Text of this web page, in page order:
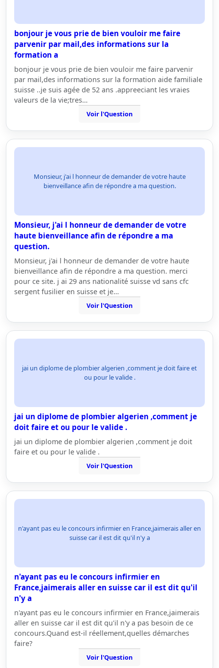
bonjour je vous prie de bien vouloir me faire
parvenir par mail,des informations sur la
formation a
bonjour je vous prie de bien vouloir me faire parvenir
par mail,des informations sur la formation aide familiale
suisse ..je suis agée de 52 ans .appreeciant les vraies
valeurs de la vie;tres…
Voir l'Question
Monsieur, j'ai l honneur de demander de votre haute
bienveillance afin de répondre a ma question.
Monsieur, j'ai l honneur de demander de votre
haute bienveillance afin de répondre a ma
question.
Monsieur, j'ai l honneur de demander de votre haute
bienveillance afin de répondre a ma question. merci
pour ce site. j ai 29 ans nationalité suisse vd sans cfc
sergent fusilier en suisse et je…
Voir l'Question
jai un diplome de plombier algerien ,comment je doit faire et
ou pour le valide .
jai un diplome de plombier algerien ,comment je
doit faire et ou pour le valide .
jai un diplome de plombier algerien ,comment je doit
faire et ou pour le valide .
Voir l'Question
n'ayant pas eu le concours infirmier en France,jaimerais aller en
suisse car il est dit qu'il n'y a
n'ayant pas eu le concours infirmier en
France,jaimerais aller en suisse car il est dit qu'il
n'y a
n'ayant pas eu le concours infirmier en France,jaimerais
aller en suisse car il est dit qu'il n'y a pas besoin de ce
concours.Quand est-il réellement,quelles démarches
faire?
Voir l'Question